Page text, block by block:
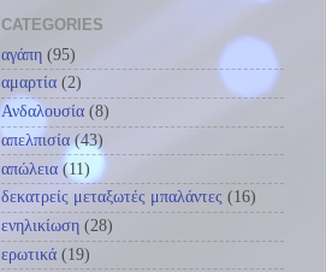
CATEGORIES
αγάπη (95)
αμαρτία (2)
Ανδαλουσία (8)
απελπισία (43)
απώλεια (11)
δεκατρείς μεταξωτές μπαλάντες (16)
ενηλικίωση (28)
ερωτικά (19)